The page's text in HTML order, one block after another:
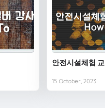
안전시설체험
15 October, 2023